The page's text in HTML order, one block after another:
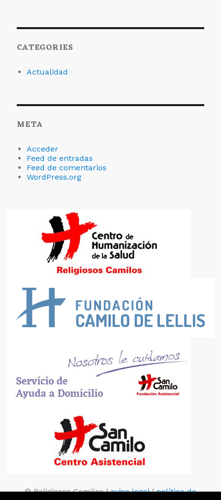
CATEGORIES
Actualidad
META
Acceder
Feed de entradas
Feed de comentarios
WordPress.org
© Religiosos Camilos |aviso legal|política de